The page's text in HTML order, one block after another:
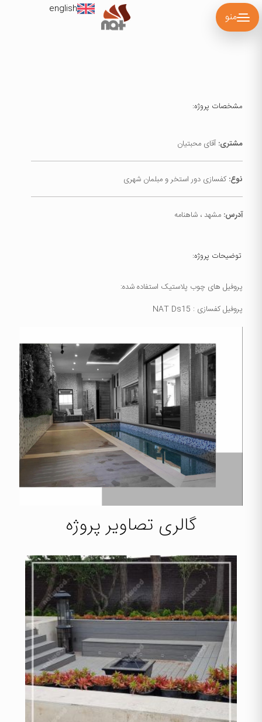
منو
english
مشخصات پروژه:
مشتری: آقای محبتیان
نوع: کفسازی دور استخر و مبلمان شهری
آدرس: مشهد ، شاهنامه
توضیحات پروژه:
پروفیل های چوب پلاستیک استفاده شده:
پروفیل کفسازی : NAT Ds15
گالری تصاویر پروژه